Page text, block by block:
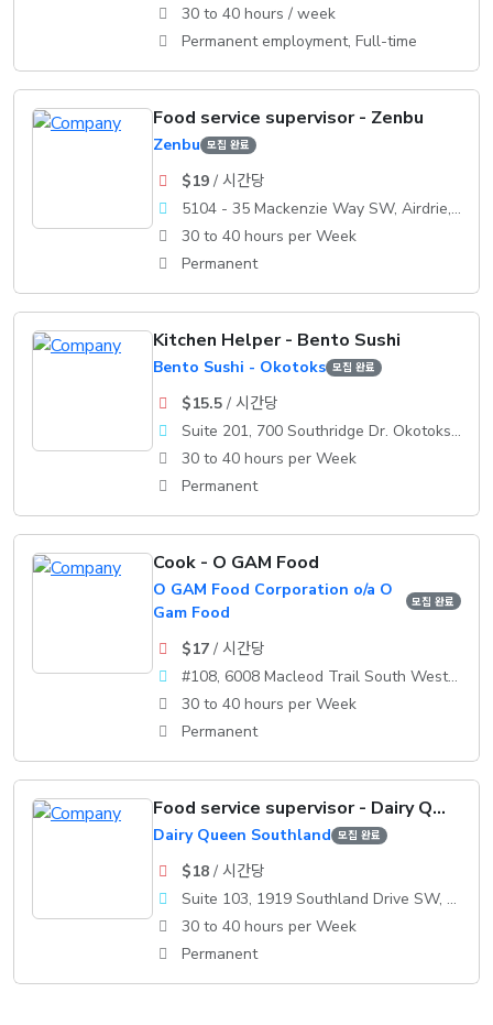
30 to 40 hours / week
Permanent employment, Full-time
Food service supervisor - Zenbu
Zenbu 모집 완료
$19/ 시간당
5104 - 35 Mackenzie Way SW, Airdrie, AB, T4B 0V7
30 to 40 hours per Week
Permanent
Kitchen Helper - Bento Sushi
Bento Sushi - Okotoks 모집 완료
$15.5/ 시간당
Suite 201, 700 Southridge Dr. Okotoks, AB, T1S 2E1
30 to 40 hours per Week
Permanent
Cook - O GAM Food
O GAM Food Corporation o/a O
Gam Food
모집 완료
$17/ 시간당
#108, 6008 Macleod Trail South WestCalgary, AB, T2H 0K1
30 to 40 hours per Week
Permanent
Food service supervisor - Dairy Queen
Dairy Queen Southland 모집 완료
$18/ 시간당
Suite 103, 1919 Southland Drive SW, Calgary, AB, T2W 0K1
30 to 40 hours per Week
Permanent